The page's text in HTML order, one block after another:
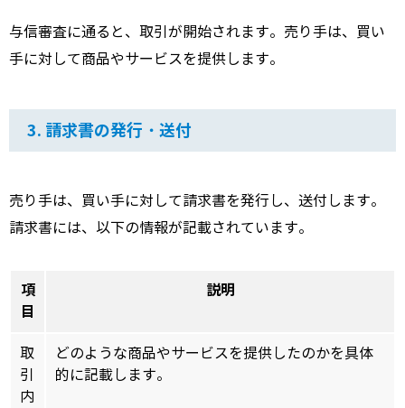
与信審査に通ると、 取引が開始されます。 売り手は、
買い
手に対して商品やサービスを提供します。
3. 請求書の発行・送付
売り手は、 買い手に対して請求書を発行し、 送付します。
請求書には、 以下の情報が記載されています。
項
目
説明
取
引
内
どのような商品やサービスを提供したのかを具体
的に記載します。